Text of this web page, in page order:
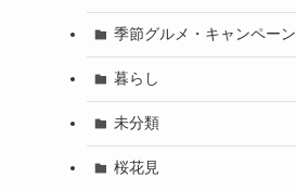
季節グルメ・キャンペーン
暮らし
未分類
桜花見